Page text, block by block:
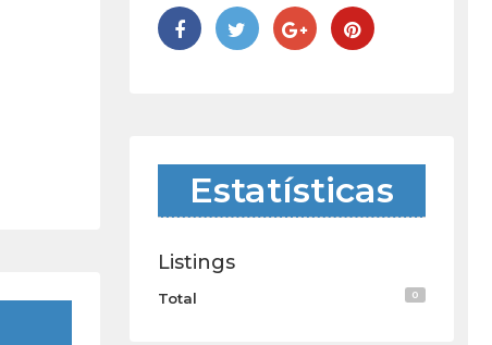
Estatísticas
Listings
Total 0